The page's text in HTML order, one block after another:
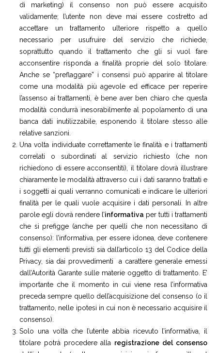
di marketing) il consenso non può essere acquisito
validamente; l’utente non deve mai essere costretto ad
accettare un trattamento ulteriore rispetto a quello
necessario per usufruire del servizio che richiede,
soprattutto quando il trattamento che gli si vuol fare
acconsentire risponda a finalità proprie del solo titolare.
Anche se “preflaggare” i consensi può apparire al titolare
come una modalità più agevole ed efficace per reperire
l’assenso ai trattamenti, è bene aver ben chiaro che questa
modalità condurrà inesorabilmente al popolamento di una
banca dati inutilizzabile, esponendo il titolare stesso alle
relative sanzioni.
Una volta individuate correttamente le finalità e i trattamenti
correlati o subordinati al servizio richiesto (che non
richiedono di essere acconsentiti), il titolare dovrà illustrare
chiaramente le modalità attraverso cui i dati saranno trattati e
i soggetti ai quali verranno comunicati e indicare le ulteriori
finalità per le quali vuole acquisire i dati personali. In altre
parole egli dovrà rendere l’informativa per tutti i trattamenti
che si prefigge (anche per quelli che non necessitano di
consenso): l’informativa, per essere idonea, deve contenere
tutti gli elementi previsti sia dall’articolo 13 del Codice della
Privacy, sia dai provvedimenti a carattere generale emessi
dall’Autorità Garante sulle materie oggetto di trattamento. E’
importante che il momento in cui viene resa l’informativa
preceda sempre quello dell’acquisizione del consenso (o il
trattamento, nelle ipotesi in cui non è necessario acquisire il
consenso).
Solo una volta che l’utente abbia ricevuto l’informativa, il
titolare potrà procedere alla registrazione del consenso